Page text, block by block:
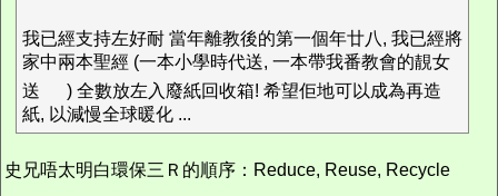
我已經支持左好耐 當年離教後的第一個年廿八, 我已經將
家中兩本聖經 (一本小學時代送, 一本帶我番教會的靚女
送
) 全數放左入廢紙回收箱! 希望佢地可以成為再造
紙, 以減慢全球暖化 ...
史兄唔太明白環保三Ｒ的順序：Reduce, Reuse, Recycle